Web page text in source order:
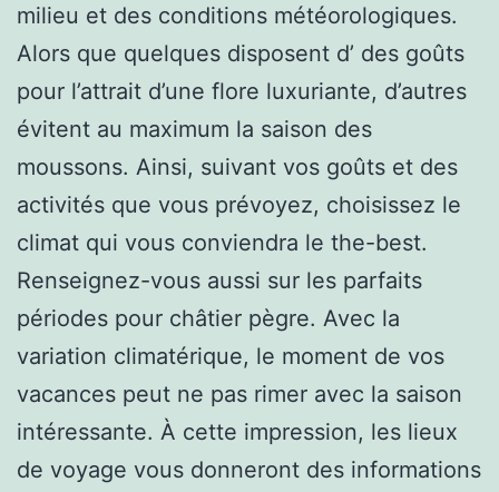
milieu et des conditions météorologiques.
Alors que quelques disposent d’ des goûts
pour l’attrait d’une flore luxuriante, d’autres
évitent au maximum la saison des
moussons. Ainsi, suivant vos goûts et des
activités que vous prévoyez, choisissez le
climat qui vous conviendra le the-best.
Renseignez-vous aussi sur les parfaits
périodes pour châtier pègre. Avec la
variation climatérique, le moment de vos
vacances peut ne pas rimer avec la saison
intéressante. À cette impression, les lieux
de voyage vous donneront des informations